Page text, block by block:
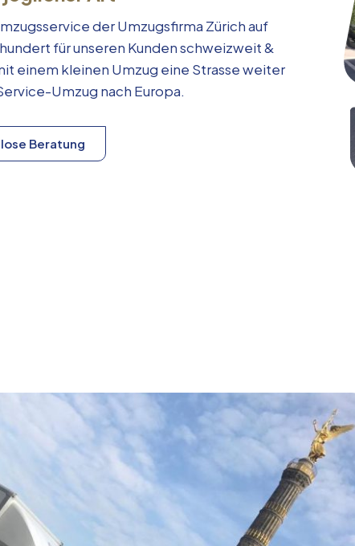
der Umzugsfirma Zürich auf
für unseren Kunden schweizweit &
einem kleinen Umzug eine Strasse weiter
Umzug nach Europa.
Beratung